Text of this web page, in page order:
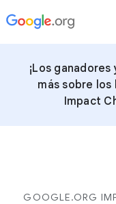
¡Los
más sobre
Impact
GOOGLE.ORG